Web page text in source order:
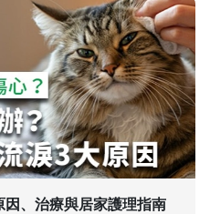
、治療與居家護理指南